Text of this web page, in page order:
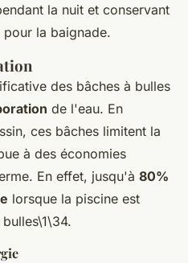
la nuit et conservant
pour la baignade.
des bâches à bulles
de l'eau. En
ces bâches limitent la
à des économies
En effet, jusqu'à 80%
lorsque la piscine est